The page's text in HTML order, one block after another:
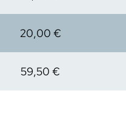
20,00 €
59,50 €